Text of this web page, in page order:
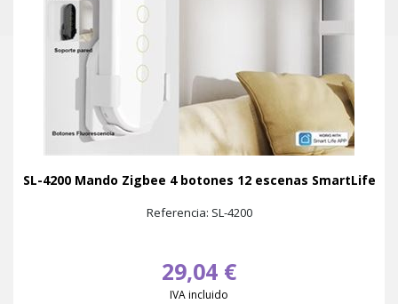
SL-4200 Mando Zigbee 4 botones 12 escenas SmartLife
Referencia: SL-4200
29,04 €
IVA incluido